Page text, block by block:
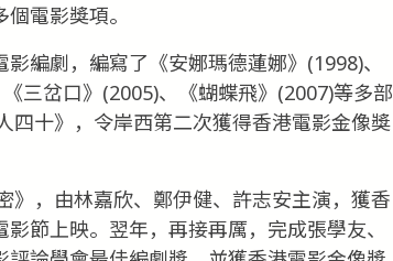
電影獎項。
編劇，編寫了《安娜瑪德蓮娜》(1998)、
三岔口》(2005)、《蝴蝶飛》(2007)等多部
四十》，令岸西第二次獲得香港電影金像獎
》，由林嘉欣、鄭伊健、許志安主演，獲香
節上映。翌年，再接再厲，完成張學友、